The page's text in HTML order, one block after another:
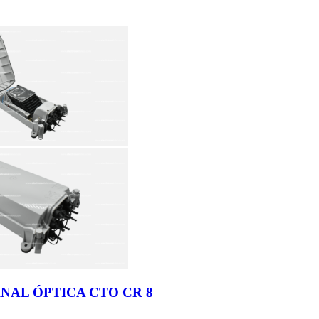
ÓPTICA CTO CR 8